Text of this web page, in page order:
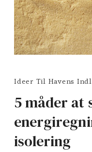
Ideer Til Havens
5 måder at
isolering